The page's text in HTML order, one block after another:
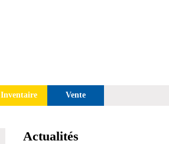
Inventaire Vente
Actualités